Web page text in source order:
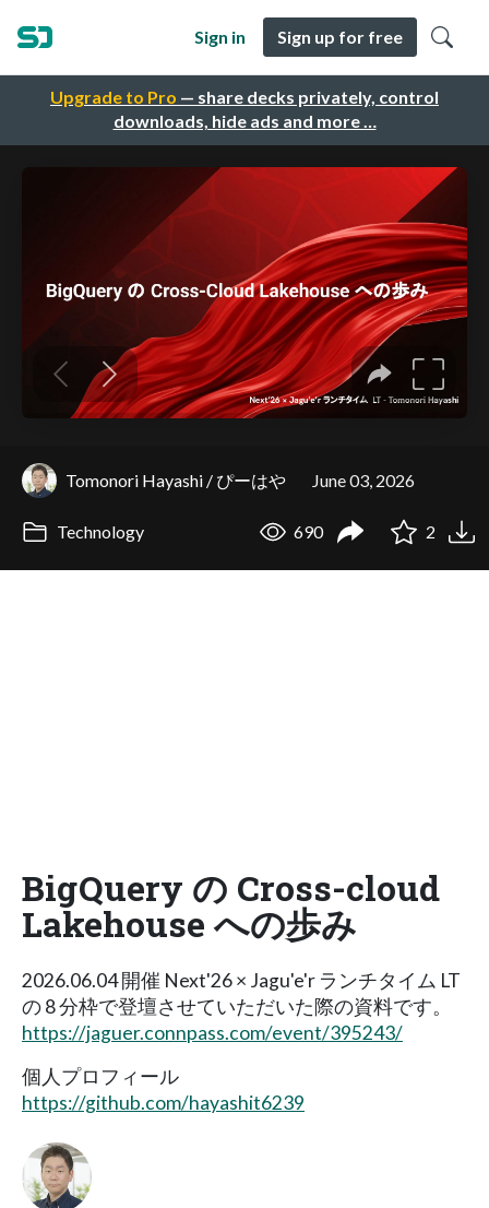
Upgrade to Pro — share decks privately, control
downloads, hide ads and more …
Sign in Sign up for free
Tomonori Hayashi / ぴーはや June 03, 2026
Technology 690 2
BigQuery の Cross-cloud
Lakehouse への歩み
2026.06.04 開催 Next'26 × Jagu'e'r ランチタイム LT
の 8 分枠で登壇させていただいた際の資料です。
https://jaguer.connpass.com/event/395243/
個人プロフィール
https://github.com/hayashit6239